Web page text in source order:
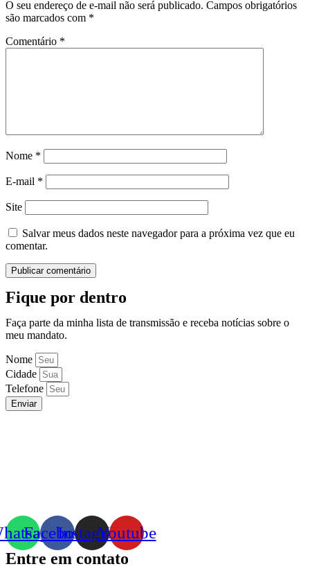
O seu endereço de e-mail não será publicado. Campos obrigatórios
são marcados com *
Comentário *
Nome *
E-mail *
Site
Salvar meus dados neste navegador para a próxima vez que eu
comentar.
Fique por dentro
Faça parte da minha lista de transmissão e receba notícias sobre o
meu mandato.
Nome
Cidade
Telefone
Enviar
FacebookInstagramYoutube
Entre em contato